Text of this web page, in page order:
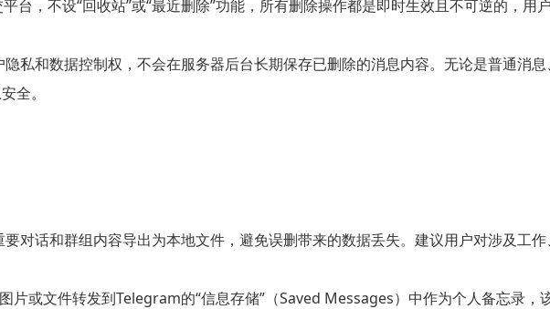
台，不设“回收站”或“最近删除”功能，所有删除操作都是即时生效且不可逆的，用
私和数据控制权，不会在服务器后台长期保存已删除的消息内容。无论是普通消息
全。
对话和群组内容导出为本地文件，避免误删带来的数据丢失。建议用户对涉及工
片或文件转发到Telegram的“信息存储”（Saved Messages）中作为个人备忘录，